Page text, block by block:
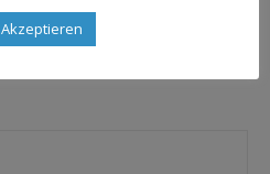
Akzeptieren